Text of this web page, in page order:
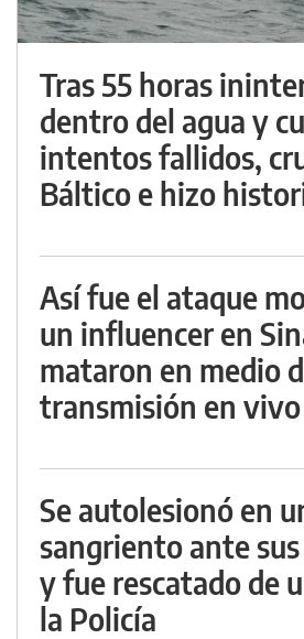
Tras 55 horas
dentro del agua y
intentos fallidos,
Báltico e hizo
Así fue el ataque
un influencer en
mataron en medio
transmisión en vivo
Se autolesionó en
sangriento ante
y fue rescatado de
la Policía